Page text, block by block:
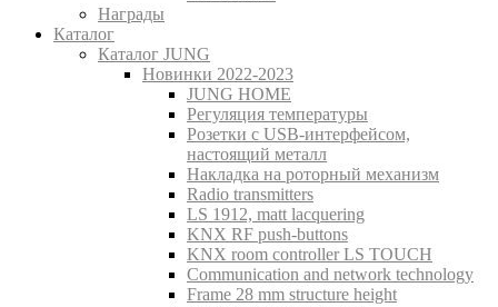
Награды
Каталог
Каталог JUNG
Новинки 2022-2023
JUNG HOME
Регуляция температуры
Розетки с USB-интерфейсом,
настоящий металл
Накладка на роторный механизм
Radio transmitters
LS 1912, matt lacquering
KNX RF push-buttons
KNX room controller LS TOUCH
Communication and network technology
Frame 28 mm structure height